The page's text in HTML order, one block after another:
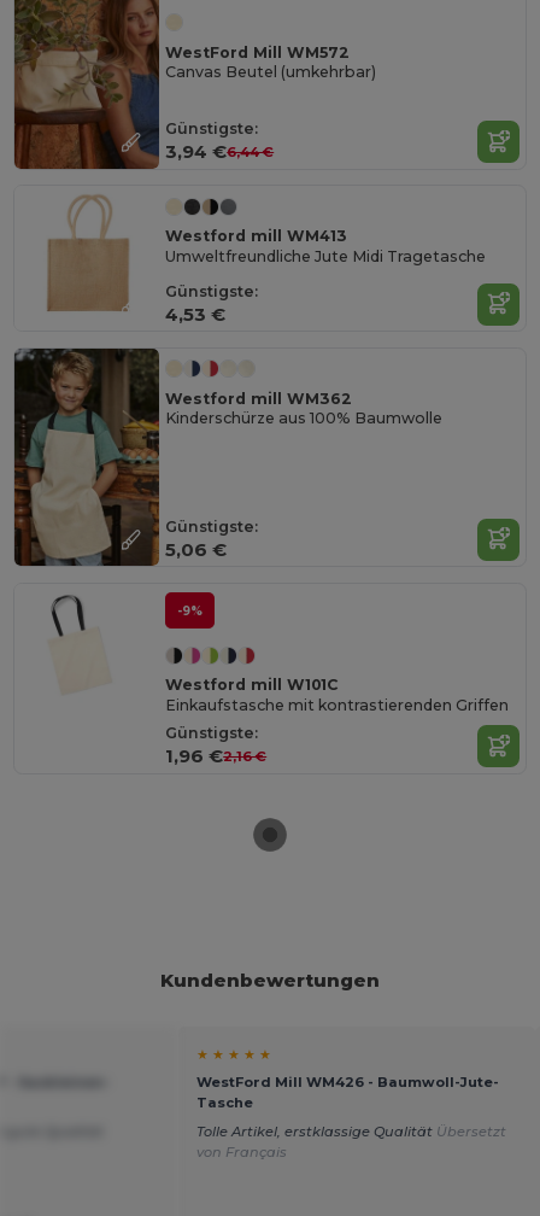
WestFord Mill WM572
Canvas Beutel (umkehrbar)
Günstigste:
3,94 €6,44 €
Westford mill WM413
Umweltfreundliche Jute Midi Tragetasche
Günstigste:
4,53 €
Westford mill WM362
Kinderschürze aus 100% Baumwolle
Günstigste:
5,06 €
-9%
Westford mill W101C
Einkaufstasche mit kontrastierenden Griffen
Günstigste:
1,96 €2,16 €
Kundenbewertungen
★ ★ ★ ★ ★
WestFord Mill WM426 - Baumwoll-Jute-
Tasche
Tolle Artikel, erstklassige Qualität Übersetzt
von Français